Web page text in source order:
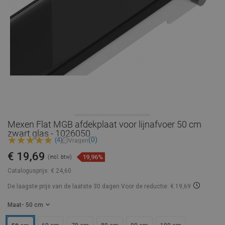
Mexen Flat MGB afdekplaat voor lijnafvoer 50 cm
zwart glas - 1026050
(4) Vragen(0)
Catalogusprijs: € 24,60
€ 19,69 (incl. btw) 19,96%
De laagste prijs van de laatste 30 dagen Voor de reductie: € 19,69
Maat - 50 cm